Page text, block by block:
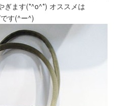
ぎます(*^o^*) オススメは
す(^ー^)